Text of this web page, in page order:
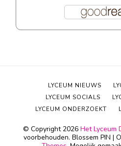
© Copyright 2026 Het Lyceum
voorbehouden. Blossem PIN |
LYCEUM NIEUWS
LYCEUM SOCIALS
LYCEUM ONDERZOEKT